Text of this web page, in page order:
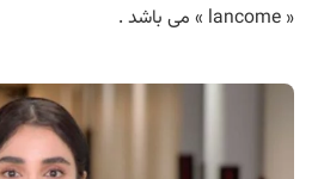
« lancome » می باشد .